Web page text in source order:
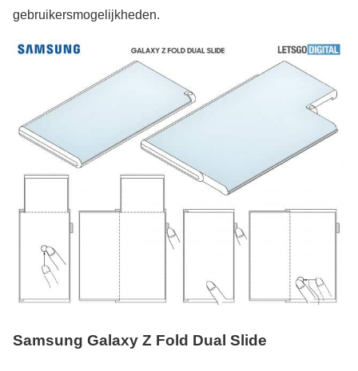
gebruikersmogelijkheden.
Samsung Galaxy Z Fold Dual Slide